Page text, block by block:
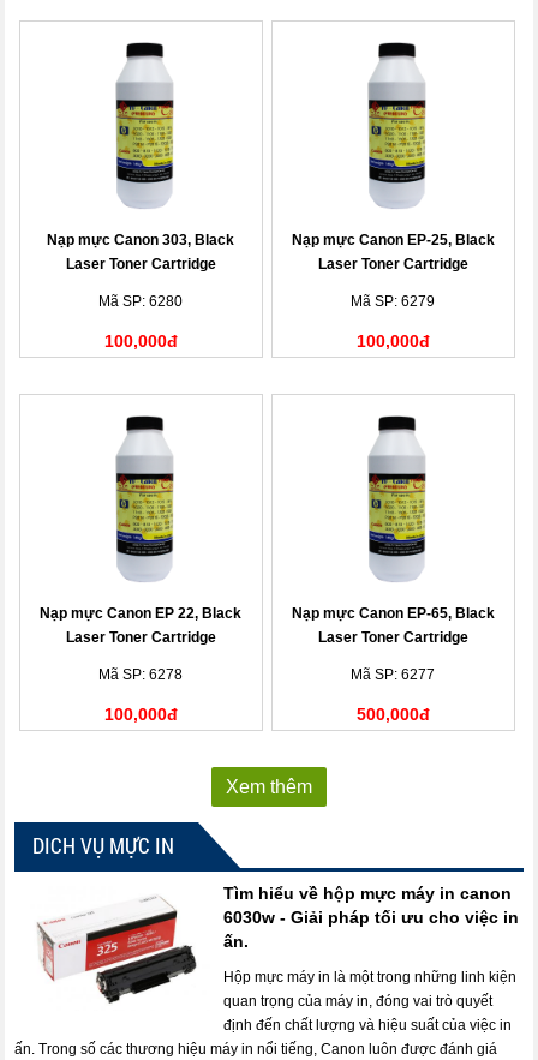
Nạp mực Canon 303, Black
Laser Toner Cartridge
Mã SP: 6280
100,000đ
Nạp mực Canon EP-25, Black
Laser Toner Cartridge
Mã SP: 6279
100,000đ
Nạp mực Canon EP 22, Black
Laser Toner Cartridge
Mã SP: 6278
100,000đ
Nạp mực Canon EP-65, Black
Laser Toner Cartridge
Mã SP: 6277
500,000đ
Xem thêm
DICH VỤ MỰC IN
Tìm hiểu về hộp mực máy in canon
6030w - Giải pháp tối ưu cho việc in
ấn.
Hộp mực máy in là một trong những linh kiện
quan trọng của máy in, đóng vai trò quyết
định đến chất lượng và hiệu suất của việc in
ấn. Trong số các thương hiệu máy in nổi tiếng, Canon luôn được đánh giá